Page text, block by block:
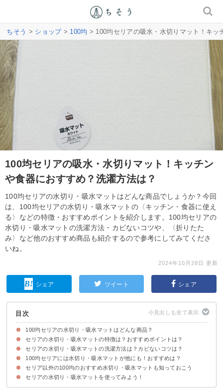
ちそう > ショップ> 100均 > 100均セリアの吸水・水切りマット！キッ
100均セリアの吸水・水切りマット！キッチン
や食器におすすめ？洗濯方法は？
100均セリアの水切り・吸水マットはどんな商品でしょうか？今回
は、100均セリアの水切り・吸水マットの〈キッチン・食器に使え
る〉などの特徴・おすすめポイントを紹介します。100均セリアの
水切り・吸水マットの洗濯方法・カビないコツや、〈折りたた
み〉など他のおすすめ商品も紹介するので参考にしてみてくださ
いね。
2024年10月28日 更新
シェア ツイート シェア
目次
100均セリアの水切り・吸水マットはどんな商品？
今回紹介する100均セリアの水切り・吸水マットの概要
100均セリアの水切り・吸水マットの値段・サイズ・材質
100均セリアの水切り・吸水マットはどこに売ってる？売り場は？
セリアの水切り・吸水マットの特徴は？おすすめポイントは？
①吸収性が高い
②シンプルなデザイン
③収納しやすい
セリアの水切り・吸水マットの洗濯方法は？カビないコツは？
100均セリアには水切り・吸水マットが他にも！おすすめは？
①吸水マット 折りたたみタイプ（税込110円）
②マイクロファイバー吸水マット 幾何学模様（税込110円）
③吸水スポンジマット チップ＆デール（税込110円）
セリア以外の100均のおすすめ水切り・吸水マットも知っておこう
①ダイソー｜吸水マット（抗菌防臭、キッチン柄、35cm×45cm）(税込220
②キャンドゥ｜水切りマットシマエナガ柄 25cm×35cm(税込110円)
③ワッツ｜超吸水水切りマット（税込330円）
セリアの水切り・吸水マットを使ってみよう！